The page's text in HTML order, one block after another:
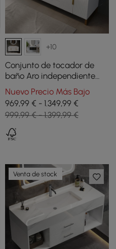
+10
Conjunto de tocador de
baño Aro independiente
blanco y dorado de 1500
mm con lavabos
Nuevo Precio Más Bajo
969,99 € - 1.349,99 €
999,99 € - 1.399,99 €
Venta de stock